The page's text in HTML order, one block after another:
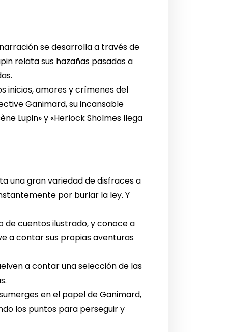
se desarrolla a través de
relata sus hazañas pasadas a
inicios, amores y crímenes del
Ganimard, su incansable
Lupin» y «Herlock Sholmes llega
una gran variedad de disfraces a
por burlar la ley. Y
de cuentos ilustrado, y conoce a
a contar sus propias aventuras
a contar una selección de las
en el papel de Ganimard,
los puntos para perseguir y